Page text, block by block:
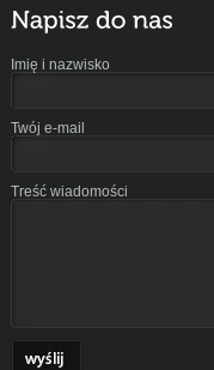
Imię i nazwisko
Twój e-mail
Treść wiadomości